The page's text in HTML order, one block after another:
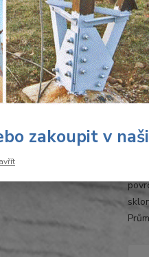
kotouč
zakoupit v